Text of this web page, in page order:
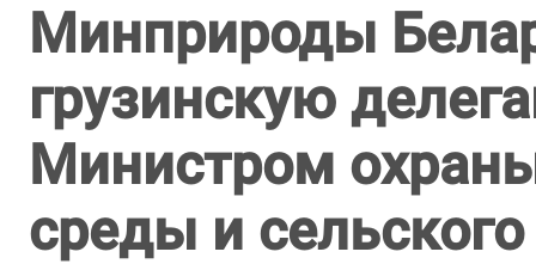
Минприроды
грузинскую
Министром
среды и сельского